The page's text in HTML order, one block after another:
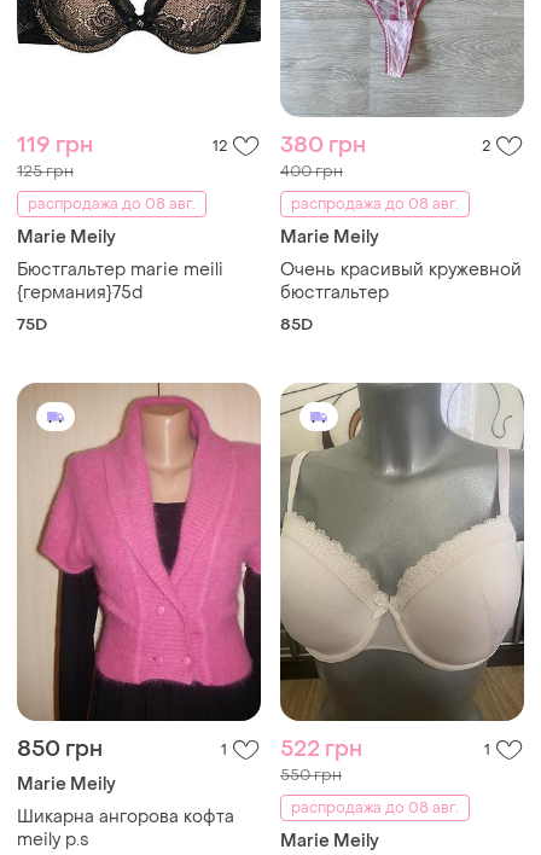
119 грн 12
125 грн
распродажа до 08 авг.
Marie Meily
Бюстгальтер marie meili
{германия}75d
75D
380 грн 2
400 грн
распродажа до 08 авг.
Marie Meily
Очень красивый кружевной
бюстгальтер
85D
850 грн 1
Marie Meily
Шикарна ангорова кофта
meily p.s
522 грн 1
550 грн
распродажа до 08 авг.
Marie Meily